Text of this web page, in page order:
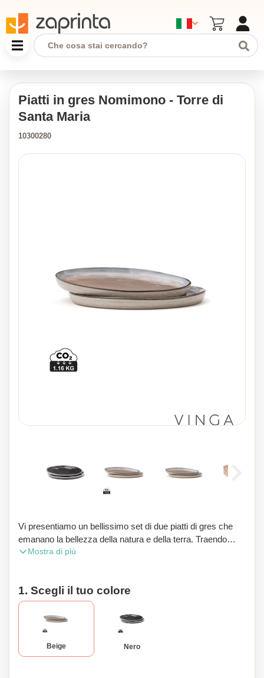
Piatti in gres Nomimono - Torre di
Santa Maria
10300280
Vi presentiamo un bellissimo set di due piatti di gres che
emanano la bellezza della natura e della terra. Traendo
ispirazione dal mondo che ci circonda, questi piatti
con la semplicità dell'estetica scandinava, fondono senza
sforzo stili rustici e moderni.
Mostra di più
1. Scegli il tuo colore
Beige Nero